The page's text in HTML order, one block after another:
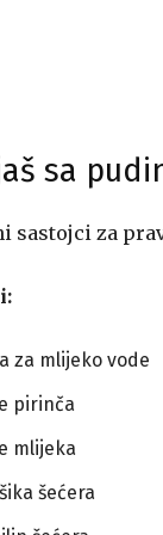
sa
sastojci za
za mlijeko vode
pirinča
mlijeka
šećera